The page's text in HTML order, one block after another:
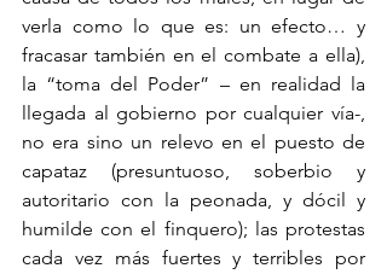
verla como lo que es: un efecto… y
fracasar también en el combate a ella),
la “toma del Poder” – en realidad la
llegada al gobierno por cualquier vía-,
no era sino un relevo en el puesto de
capataz (presuntuoso, soberbio y
autoritario con la peonada, y dócil y
humilde con el finquero); las protestas
cada vez más fuertes y terribles por